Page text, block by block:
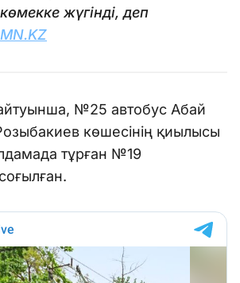
жүгінді, деп
№25 автобус Абай
көшесінің қиылысы
тұрған №19